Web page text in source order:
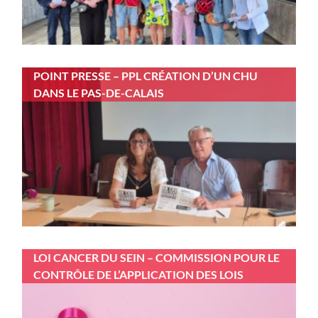
POINT PRESSE – PPL CRÉATION D’UN CHU
DANS LE PAS-DE-CALAIS
LOI CANCER DU SEIN – COMMISSION POUR LE
CONTRÔLE DE L’APPLICATION DES LOIS